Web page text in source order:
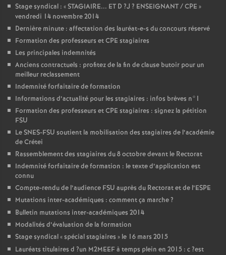
Stage syndical : «STAGIAIRE... ET D ?J ? ENSEIGNANT/CPE »
vendredi 14 novembre 2014
Dernière minute : affectation des lauréat-e-s du concours réservé
Formation des professeurs etCPE stagiaires
Les principales indemnités
Anciens contractuels : profitez de la fin de clause butoir pour un
meilleur reclassement
Indemnité forfaitaire de formation
Informations d’actualité pour les stagiaires : infos brèves n°1
Formation des professeurs etCPE stagiaires : signez la pétition
FSU
LeSNES-FSU soutient la mobilisation des stagiaires de l’académie
de Crétei
Rassemblement des stagiaires du 8 octobre devant le Rectorat
Indemnité forfaitaire de formation : le texte d’application est
connu
Compte-rendu de l’audience FSU auprès du Rectorat et de l’ESPE
Mutations inter-académiques : comment ça marche?
Bulletin mutations inter-académiques 2014
Modalités d’évaluation de la formation
Stage syndical «spécial stagiaires » le 16 mars 2015
Lauréats titulaires d ?un M2MEEFà temps plein en 2015 : c?est